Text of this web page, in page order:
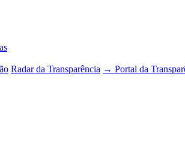
Radar da Transparência → Portal da